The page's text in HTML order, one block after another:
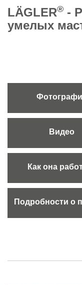
LÄGLER® -
умелых
Видео
Как она
Подробности о